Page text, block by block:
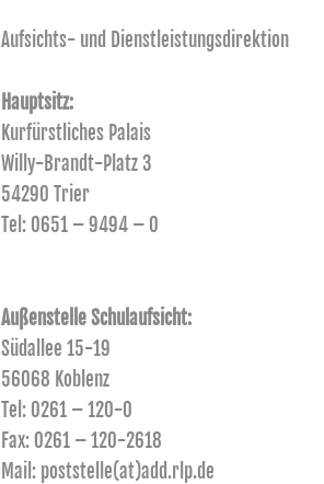
Aufsichts- und Dienstleistungsdirektion
Hauptsitz:
Kurfürstliches Palais
Willy-Brandt-Platz 3
54290 Trier
Tel: 0651 – 9494 – 0
Außenstelle Schulaufsicht:
Südallee 15-19
56068 Koblenz
Tel: 0261 – 120-0
Fax: 0261 – 120-2618
Mail: poststelle(at)add.rlp.de